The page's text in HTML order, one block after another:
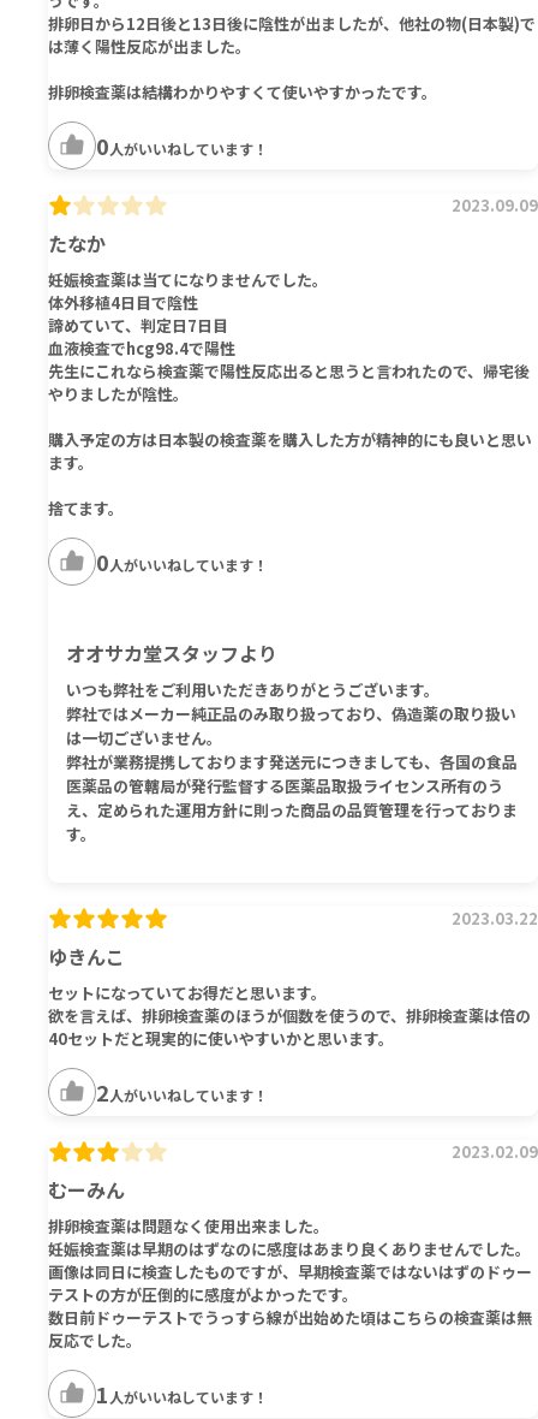
排卵日から12日後と13日後に陰性が出ましたが、他社の物(日本製)で
は薄く陽性反応が出ました。
排卵検査薬は結構わかりやすくて使いやすかったです。
0人がいいねしています！
たなか
2023.09.09
妊娠検査薬は当てになりませんでした。
体外移植4日目で陰性
諦めていて、判定日7日目
血液検査でhcg98.4で陽性
先生にこれなら検査薬で陽性反応出ると思うと言われたので、帰宅後
やりましたが陰性。
購入予定の方は日本製の検査薬を購入した方が精神的にも良いと思い
ます。
捨てます。
0人がいいねしています！
オオサカ堂スタッフより
いつも弊社をご利用いただきありがとうございます。
弊社ではメーカー純正品のみ取り扱っており、偽造薬の取り扱い
は一切ございません。
弊社が業務提携しております発送元につきましても、各国の食品
医薬品の管轄局が発行監督する医薬品取扱ライセンス所有のう
え、定められた運用方針に則った商品の品質管理を行っておりま
す。
ゆきんこ
2023.03.22
セットになっていてお得だと思います。
欲を言えば、排卵検査薬のほうが個数を使うので、排卵検査薬は倍の
40セットだと現実的に使いやすいかと思います。
2人がいいねしています！
むーみん
2023.02.09
排卵検査薬は問題なく使用出来ました。
妊娠検査薬は早期のはずなのに感度はあまり良くありませんでした。
画像は同日に検査したものですが、早期検査薬ではないはずのドゥー
テストの方が圧倒的に感度がよかったです。
数日前ドゥーテストでうっすら線が出始めた頃はこちらの検査薬は無
反応でした。
1 人がいいねしています！